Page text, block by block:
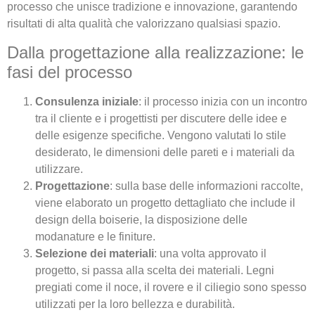
processo che unisce tradizione e innovazione, garantendo
risultati di alta qualità che valorizzano qualsiasi spazio.
Dalla progettazione alla realizzazione: le
fasi del processo
Consulenza iniziale: il processo inizia con un incontro
tra il cliente e i progettisti per discutere delle idee e
delle esigenze specifiche. Vengono valutati lo stile
desiderato, le dimensioni delle pareti e i materiali da
utilizzare.
Progettazione: sulla base delle informazioni raccolte,
viene elaborato un progetto dettagliato che include il
design della boiserie, la disposizione delle
modanature e le finiture.
Selezione dei materiali: una volta approvato il
progetto, si passa alla scelta dei materiali. Legni
pregiati come il noce, il rovere e il ciliegio sono spesso
utilizzati per la loro bellezza e durabilità.